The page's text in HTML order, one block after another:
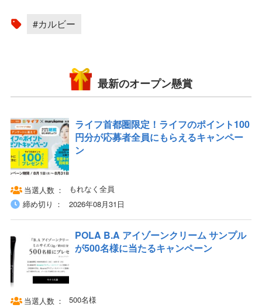
#カルビー
最新のオープン懸賞
ライフ首都圏限定！ライフのポイント100
円分が応募者全員にもらえるキャンペー
ン
当選人数
もれなく全員
締め切り
2026年08月31日
POLA B.A アイゾーンクリーム サンプル
が500名様に当たるキャンペーン
当選人数
500名様